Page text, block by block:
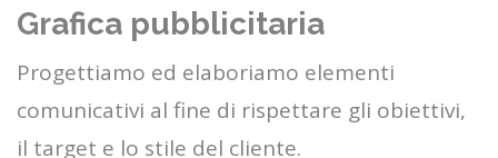
Grafica pubblicitaria
Progettiamo ed elaboriamo elementi
comunicativi al fine di rispettare gli obiettivi,
il target e lo stile del cliente.